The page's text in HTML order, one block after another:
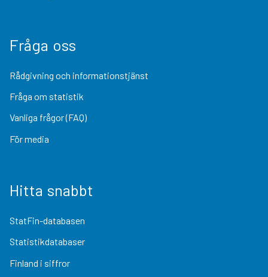
Fråga oss
Rådgivning och informationstjänst
Fråga om statistik
Vanliga frågor (FAQ)
För media
Hitta snabbt
StatFin-databasen
Statistikdatabaser
Finland i siffror